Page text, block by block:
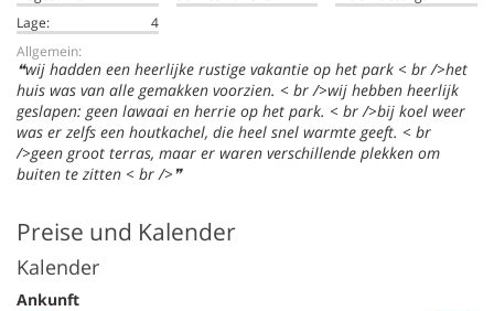
Lage:
4
Allgemein:
wij hadden een heerlijke rustige vakantie op het park < br />het
huis was van alle gemakken voorzien. < br />wij hebben heerlijk
geslapen: geen lawaai en herrie op het park. < br />bij koel weer
was er zelfs een houtkachel, die heel snel warmte geeft. < br
/>geen groot terras, maar er waren verschillende plekken om
buiten te zitten < br />
Preise und Kalender
Kalender
Ankunft